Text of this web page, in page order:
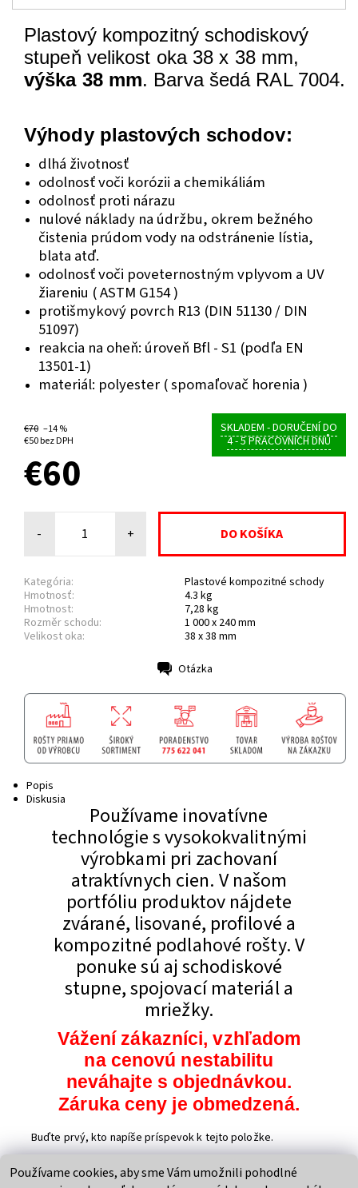
Plastový kompozitný schodiskový
stupeň velikost oka 38 x 38 mm,
výška 38 mm. Barva šedá RAL 7004.
Výhody plastových schodov:
dlhá životnosť
odolnosť voči korózii a chemikáliám
odolnosť proti nárazu
nulové náklady na údržbu, okrem bežného
čistenia prúdom vody na odstránenie lístia,
blata atď.
odolnosť voči poveternostným vplyvom a UV
žiareniu ( ASTM G154 )
protišmykový povrch R13 (DIN 51130 / DIN
51097)
reakcia na oheň: úroveň Bfl - S1 (podľa EN
13501-1)
materiál: polyester ( spomaľovač horenia )
€70 –14 %
€50 bez DPH
SKLADEM - DORUČENÍ DO
4 - 5 PRACOVNÍCH DNŮ
€60
- +
Kategória:
Plastové kompozitné schody
Hmotnosť:
4.3 kg
Hmotnost:
7,28 kg
Rozměr schodu:
1 000 x 240 mm
Velikost oka:
38 x 38 mm
Otázka
Popis
Diskusia
Používame inovatívne
technológie s vysokokvalitnými
výrobkami pri zachovaní
atraktívnych cien. V našom
portfóliu produktov nájdete
zvárané, lisované, profilové a
kompozitné podlahové rošty. V
ponuke sú aj schodiskové
stupne, spojovací materiál a
mriežky.
Vážení zákazníci, vzhľadom
na cenovú nestabilitu
neváhajte s objednávkou.
Záruka ceny je obmedzená.
Buďte prvý, kto napíše príspevok k tejto položke.
Používame cookies, aby sme Vám umožnili pohodlné